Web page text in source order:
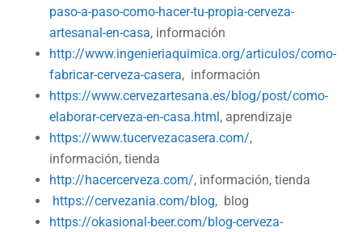
paso-a-paso-como-hacer-tu-propia-cerveza-
artesanal-en-casa, información
http://www.ingenieriaquimica.org/articulos/como-
fabricar-cerveza-casera, información
https://www.cervezartesana.es/blog/post/como-
elaborar-cerveza-en-casa.html, aprendizaje
https://www.tucervezacasera.com/,
información, tienda
http://hacercerveza.com/, información, tienda
https://cervezania.com/blog, blog
https://okasional-beer.com/blog-cerveza-